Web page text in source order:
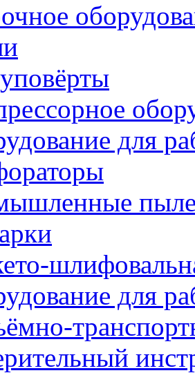
для
для